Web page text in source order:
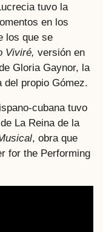
tuvo la
en los
los que se
Viviré, versión en
Gloria Gaynor, la
del propio Gómez.
cubana tuvo
La Reina de la
, obra que
for the Performing